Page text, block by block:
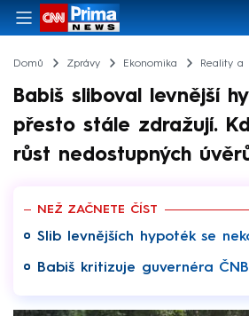
Domů Zprávy Ekonomika Reality a
Babiš sliboval levnější
přesto stále zdražují.
růst nedostupných
NEŽ ZAČNETE ČÍST
Slib levnějších hypoték se
Babiš kritizuje guvernéra